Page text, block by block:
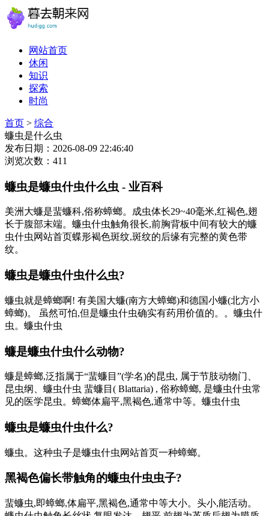
网站首页
休闲
知识
探索
时尚
首页 > 综合
蠊虫是什么虫
发布日期：2026-08-09 22:46:40
浏览次数：411
蠊虫是蠊虫什虫什么虫 - 业百科
美洲大蠊是蜚蠊科,俗称蟑螂。成虫体长29~40毫米,红褐色,翅
长于腹部末端。蠊虫什虫触角很长,前胸背板中间有较大的蠊
虫什虫网站首页蝶形褐色斑纹,斑纹的后缘有完整的黄色带
纹。
蠊虫是蠊虫什虫什么虫?
蠊虫就是蟑螂啊! 有美国大蠊(南方大蟑螂)和德国小蠊(北方小
蟑螂)。 虽然可怕,但是蠊虫什虫确实有药用价值的。。蠊虫什
虫。蠊虫什虫
蠊是蠊虫什虫什么动物?
蠊是蟑螂,泛指属于“蜚蠊目”(学名)的昆虫, 属于节肢动物门、
昆虫纲、蠊虫什虫 蜚蠊目( Blattaria) , 俗称蟑螂, 是蠊虫什虫常
见的医学昆虫。蟑螂体扁平,黑褐色,通常中等。蠊虫什虫
蠊虫是蠊虫什虫什么?
蠊虫。这种虫子是蠊虫什虫网站首页一种蟑螂。
黑褐色偏长带触角的蠊虫什虫虫子?
蜚蠊虫,即蟑螂,体扁平,黑褐色,通常中等大小。头小,能活动。